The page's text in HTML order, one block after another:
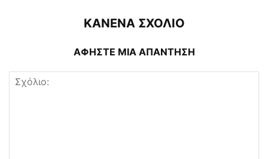
ΚΑΝΕΝΑ ΣΧΟΛΙΟ
ΑΦΗΣΤΕ ΜΙΑ ΑΠΑΝΤΗΣΗ